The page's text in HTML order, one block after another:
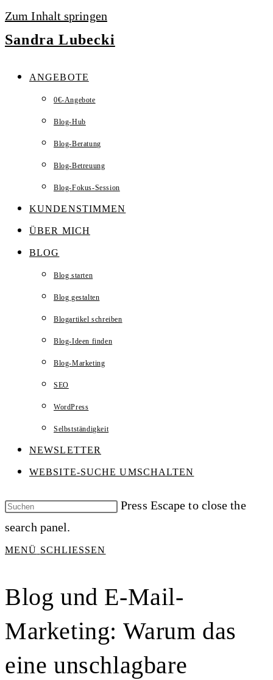
Zum Inhalt springen
Sandra Lubecki
ANGEBOTE
0€-Angebote
Blog-Hub
Blog-Beratung
Blog-Betreuung
Blog-Fokus-Session
KUNDENSTIMMEN
ÜBER MICH
BLOG
Blog starten
Blog gestalten
Blogartikel schreiben
Blog-Ideen finden
Blog-Marketing
SEO
WordPress
Selbstständigkeit
NEWSLETTER
WEBSITE-SUCHE UMSCHALTEN
Press Escape to close the
search panel.
MENÜ SCHLIESSEN
Blog und E-Mail-
Marketing: Warum das
eine unschlagbare